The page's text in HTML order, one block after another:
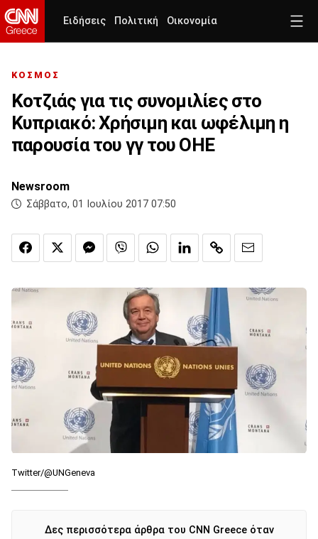
Ειδήσεις Πολιτική Οικονομία
ΚΟΣΜΟΣ
Κοτζιάς για τις συνομιλίες στο
Κυπριακό: Χρήσιμη και ωφέλιμη η
παρουσία του γγ του ΟΗΕ
Newsroom
Σάββατο, 01 Ιουλίου 2017 07:50
Twitter/@UNGeneva
Δες περισσότερα άρθρα του CNN Greece όταν